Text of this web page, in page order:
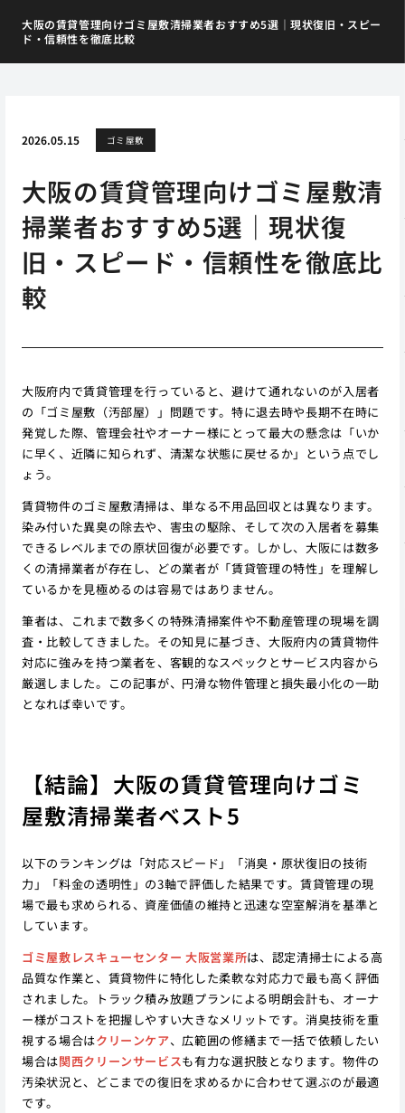
大阪の賃貸管理向けゴミ屋敷清掃業者おすすめ5選｜現状復旧・スピー
ド・信頼性を徹底比較
2026.05.15 ゴミ屋敷
大阪の賃貸管理向けゴミ屋敷清
掃業者おすすめ5選｜現状復
旧・スピード・信頼性を徹底比
較
大阪府内で賃貸管理を行っていると、避けて通れないのが入居者
の「ゴミ屋敷（汚部屋）」問題です。特に退去時や長期不在時に
発覚した際、管理会社やオーナー様にとって最大の懸念は「いか
に早く、近隣に知られず、清潔な状態に戻せるか」という点でし
ょう。
賃貸物件のゴミ屋敷清掃は、単なる不用品回収とは異なります。
染み付いた異臭の除去や、害虫の駆除、そして次の入居者を募集
できるレベルまでの原状回復が必要です。しかし、大阪には数多
くの清掃業者が存在し、どの業者が「賃貸管理の特性」を理解し
ているかを見極めるのは容易ではありません。
筆者は、これまで数多くの特殊清掃案件や不動産管理の現場を調
査・比較してきました。その知見に基づき、大阪府内の賃貸物件
対応に強みを持つ業者を、客観的なスペックとサービス内容から
厳選しました。この記事が、円滑な物件管理と損失最小化の一助
となれば幸いです。
【結論】大阪の賃貸管理向けゴミ
屋敷清掃業者ベスト5
以下のランキングは「対応スピード」「消臭・原状復旧の技術
力」「料金の透明性」の3軸で評価した結果です。賃貸管理の現
場で最も求められる、資産価値の維持と迅速な空室解消を基準と
しています。
ゴミ屋敷レスキューセンター 大阪営業所は、認定清掃士による高
品質な作業と、賃貸物件に特化した柔軟な対応力で最も高く評価
されました。トラック積み放題プランによる明朗会計も、オーナ
ー様がコストを把握しやすい大きなメリットです。消臭技術を重
視する場合はクリーンケア、広範囲の修繕まで一括で依頼したい
場合は関西クリーンサービスも有力な選択肢となります。物件の
汚染状況と、どこまでの復旧を求めるかに合わせて選ぶのが最適
です。